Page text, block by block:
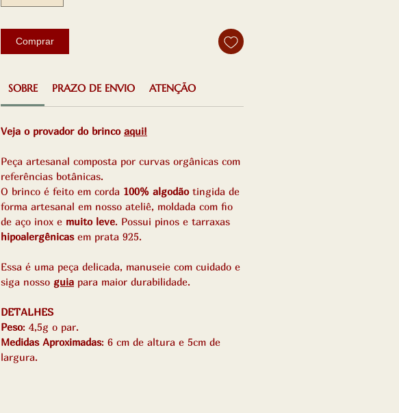
Comprar
SOBRE PRAZO DE ENVIO ATENÇÃO
Veja o provador do brinco aqui!
Peça artesanal composta por curvas orgânicas com
referências botânicas.
O brinco é feito em corda 100% algodãotingida de
forma artesanal em nosso ateliê, moldada com fio
de aço inox e muito leve. Possui pinos e tarraxas
hipoalergênicas em prata 925.
Essa é uma peça delicada, manuseie com cuidado e
siga nosso guia para maior durabilidade.
DETALHES
Peso: 4,5g o par.
Medidas Aproximadas: 6 cm de altura e 5cm de
largura.